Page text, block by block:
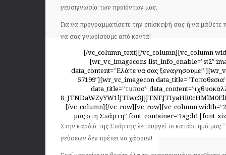
γευσιγνωσία των προϊόντων μας.
Για να προγραμματίσετε την επίσκεψή σας ή να μάθετε
να σας γνωρίσουμε από κοντά!
[/vc_column_text][/vc_column][vc_column
[wr_vc_imagecons list_info_enable=”st2″
data_content=”Ελάτε να σας
57199″][wr_vc_imagecon
data_title=”τυποσ”
[/vc_column][/vc_row][vc_row][vc_column
μας στη Σπάρτη”
Στην καρδιά της Σπάρτης λειτουργεί το κατάστημά μας
γεύσεων δεν πρέπει να χάσουν!